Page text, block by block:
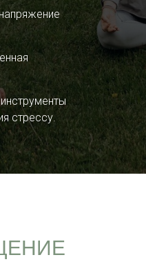
стрессу.